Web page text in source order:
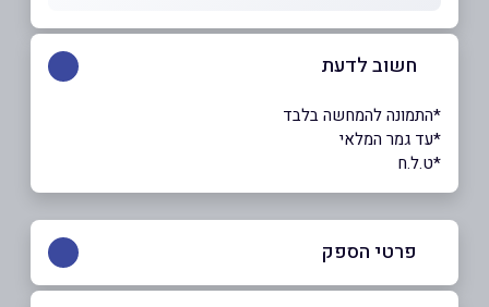
חשוב לדעת
*התמונה להמחשה בלבד
*עד גמר המלאי
*ט.ל.ח
פרטי הספק